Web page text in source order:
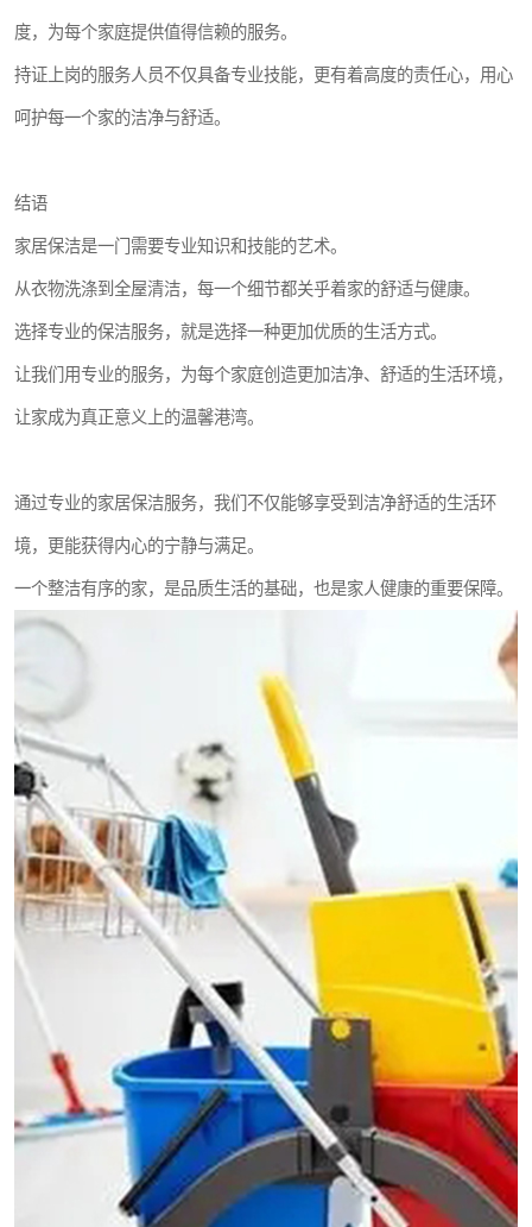
度，为每个家庭提供值得信赖的服务。
持证上岗的服务人员不仅具备专业技能，更有着高度的责任心，用心
呵护每一个家的洁净与舒适。
结语
家居保洁是一门需要专业知识和技能的艺术。
从衣物洗涤到全屋清洁，每一个细节都关乎着家的舒适与健康。
选择专业的保洁服务，就是选择一种更加优质的生活方式。
让我们用专业的服务，为每个家庭创造更加洁净、舒适的生活环境，
让家成为真正意义上的温馨港湾。
通过专业的家居保洁服务，我们不仅能够享受到洁净舒适的生活环
境，更能获得内心的宁静与满足。
一个整洁有序的家，是品质生活的基础，也是家人健康的重要保障。